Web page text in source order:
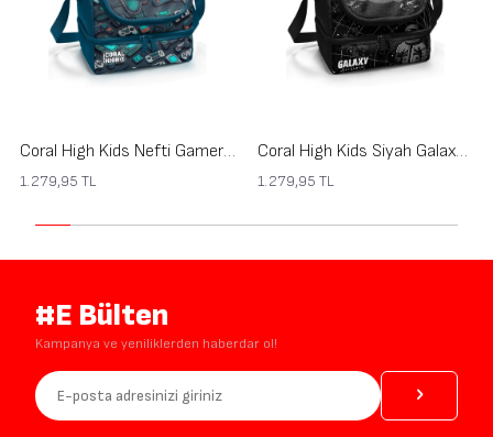
Coral High Kids Nefti Gamer Desenli Thermo İki Katlı Beslenme Çantası 37220
1.279,95 TL
Coral High Kids Siyah Galaxy Desenli Thermo İki Katlı Beslenme Çantası 37219
1.279,95 TL
#E Bülten
Kampanya ve yeniliklerden haberdar ol!